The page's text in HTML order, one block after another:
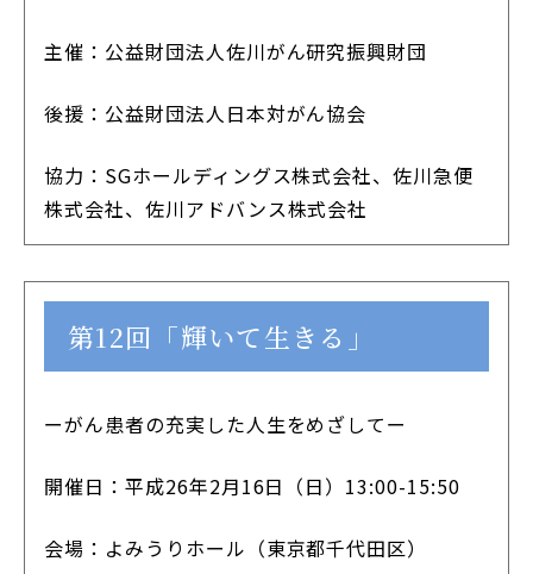
主催：公益財団法人佐川がん研究振興財団
後援：公益財団法人日本対がん協会
協力：SGホールディングス株式会社、佐川急便
株式会社、佐川アドバンス株式会社
第12回「輝いて生きる」
ーがん患者の充実した人生をめざしてー
開催日：平成26年2月16日（日）13:00-15:50
会場：よみうりホール（東京都千代田区）